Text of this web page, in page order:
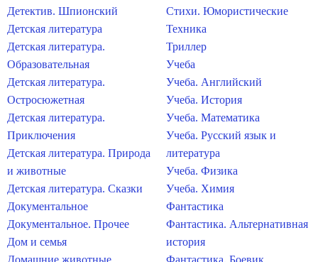
Детектив. Шпионский
Детская литература
Детская литература.
Образовательная
Детская литература.
Остросюжетная
Детская литература.
Приключения
Детская литература. Природа
и животные
Детская литература. Сказки
Документальное
Документальное. Прочее
Дом и семья
Домашние животные
Стихи. Юмористические
Техника
Триллер
Учеба
Учеба. Английский
Учеба. История
Учеба. Математика
Учеба. Русский язык и
литература
Учеба. Физика
Учеба. Химия
Фантастика
Фантастика. Альтернативная
история
Фантастика. Боевик